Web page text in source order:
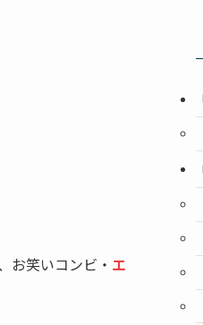
お笑いコンビ・ エ